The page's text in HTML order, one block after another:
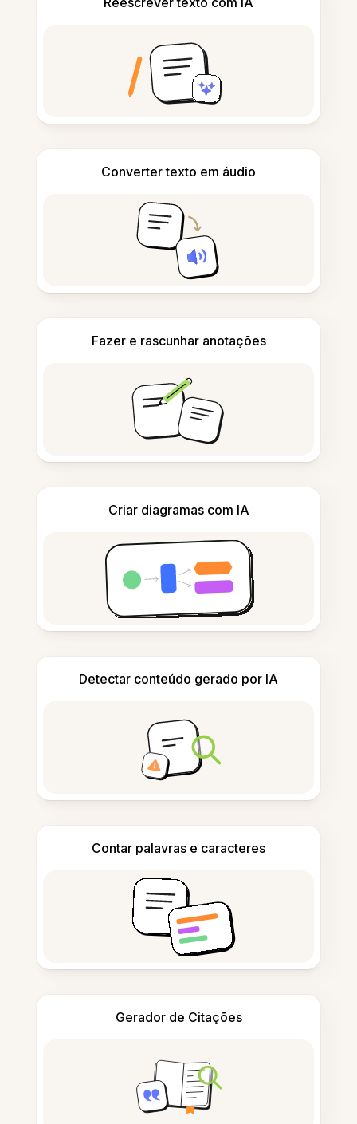
Converter texto em áudio
Fazer e rascunhar anotações
Criar diagramas com IA
Detectar conteúdo gerado por IA
Contar palavras e caracteres
Gerador de Citações